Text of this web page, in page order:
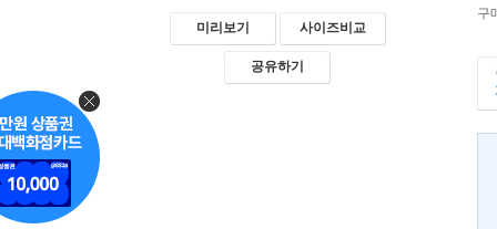
미리보기 사이즈비교
공유하기
구